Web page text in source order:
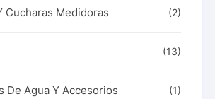
Cucharas Medidoras (2)
(13)
De Agua Y Accesorios (1)